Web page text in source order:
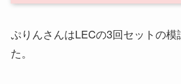
ぷりんさんはLECの3回セットの模
た。